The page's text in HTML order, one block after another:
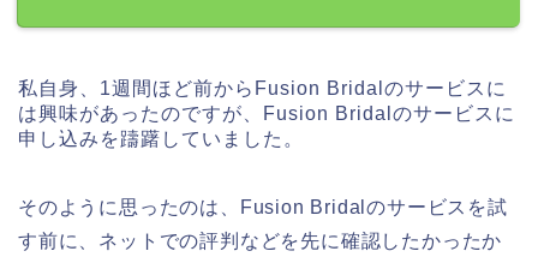
私自身、1週間ほど前からFusion Bridalのサービスに
は興味があったのですが、Fusion Bridalのサービスに
申し込みを躊躇していました。
そのように思ったのは、Fusion Bridalのサービスを試
す前に、ネットでの評判などを先に確認したかったか